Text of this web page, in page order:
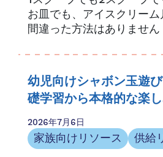
お皿でも、アイスクリー
間違った方法はありません
幼児向けシャボン玉遊
礎学習から本格的な楽し
2026年7月6日
家族向けリソース
供給